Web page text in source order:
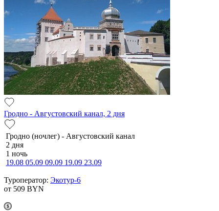
Гродно - Августовский канал, 2 дня
Гродно (ночлег) - Августовский канал
2 дня
1 ночь
19.08 05.09 09.09 19.09 23.09
Туроператор: Экотур-6
от 509 BYN